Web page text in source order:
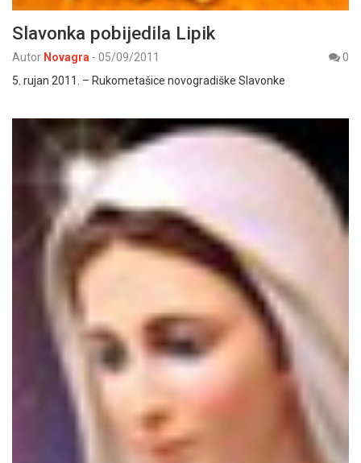
Slavonka pobijedila Lipik
Autor Novagra - 05/09/2011
0
5. rujan 2011. – Rukometašice novogradiške Slavonke